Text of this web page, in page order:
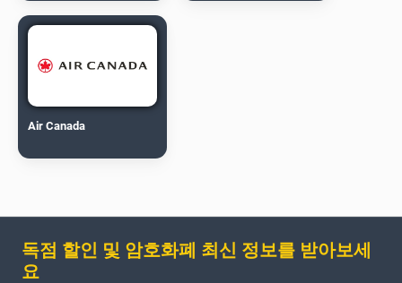
Air Canada
독점 할인 및 암호화폐 최신 정보를 받아보세
요